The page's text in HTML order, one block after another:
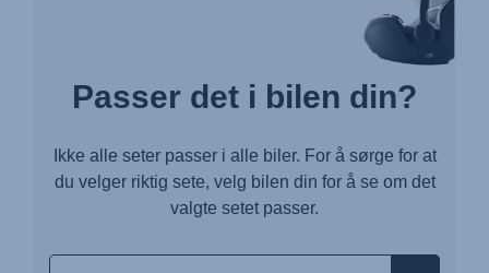
Passer det i bilen din?
Ikke alle seter passer i alle biler. For å sørge for at
du velger riktig sete, velg bilen din for å se om det
valgte setet passer.